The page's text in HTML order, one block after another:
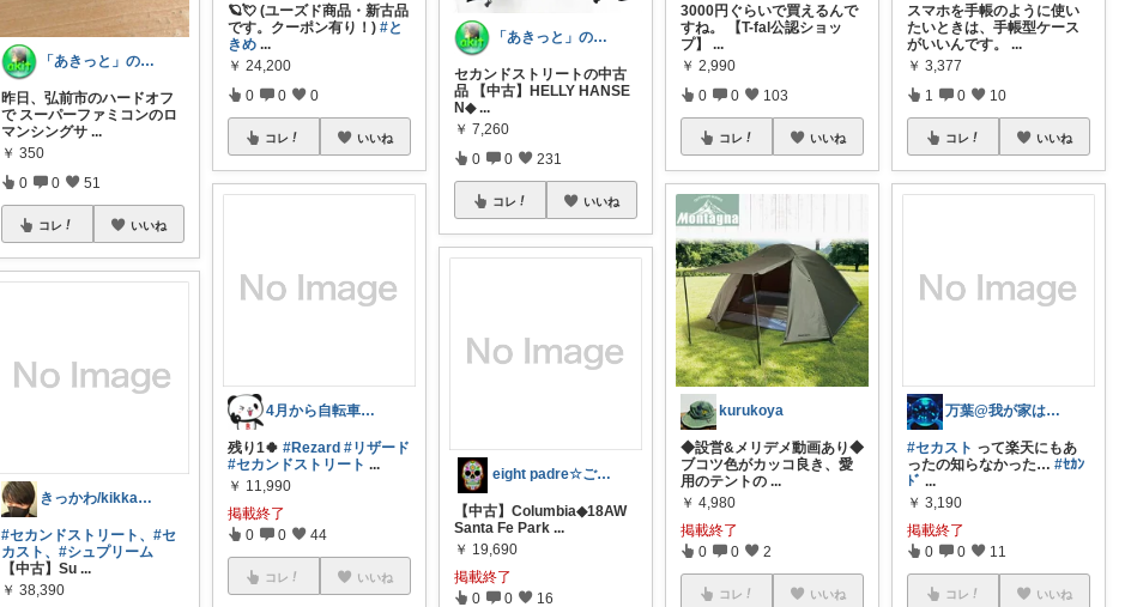
「あきっと」の癒やし部屋！
昨日、弘前市のハードオフ
で スーパーファミコンのロ
マンシングサ ...
￥ 350
0 0 51
コレ いいね
きっかわ/kikkawa@フォロー歓迎✨
#セカンドストリート、#セ
カスト、#シュプリーム
【中古】Su ...
￥ 38,390
🪐💘 (ユーズド商品・新古品
です。クーポン有り！)#と
きめ ...
￥ 24,200
0 0 0
コレ いいね
4月から自転車の交通違反に青切符です！
残り1🍀#Rezard #リザード
#セカンドストリート ...
￥ 11,990
掲載終了
0 0 44
コレ いいね
「あきっと」の癒やし部屋！
セカンドストリートの中古
品 【中古】HELLY HANSE
N◆ ...
￥ 7,260
0 0 231
コレ いいね
eight padre☆ご購入感謝です☆
【中古】Columbia◆18AW
Santa Fe Park ...
￥ 19,690
掲載終了
0 0 16
3000円ぐらいで買えるんで
すね。 【T-fal公認ショッ
プ】
...
￥ 2,990
0 0 103
コレ いいね
kurukoya
◆設営&メリデメ動画あり◆
ブコツ色がカッコ良き、愛
用のテントの ...
￥ 4,980
掲載終了
0 0 2
コレ いいね
スマホを手帳のように使い
たいときは、手帳型ケース
がいいんです。
...
￥ 3,377
1 0 10
コレ いいね
万葉@我が家は野球⚾に大興奮🤭
#セカスト って楽天にもあ
ったの知らなかった…#ｾｶﾝ
ﾄﾞ ...
￥ 3,190
掲載終了
0 0 11
コレ いいね